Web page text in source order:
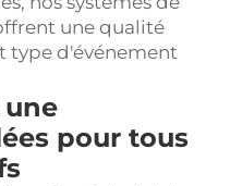
une qualité
type d'événement
pour tous